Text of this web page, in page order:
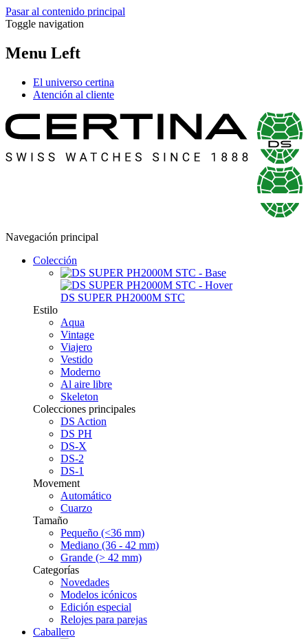
Pasar al contenido principal
Toggle navigation
Menu Left
El universo certina
Atención al cliente
Navegación principal
Colección
DS SUPER PH2000M STC
Estilo
Aqua
Vintage
Viajero
Vestido
Moderno
Al aire libre
Skeleton
Colecciones principales
DS Action
DS PH
DS-X
DS-2
DS-1
Movement
Automático
Cuarzo
Tamaño
Pequeño (<36 mm)
Mediano (36 - 42 mm)
Grande (> 42 mm)
Categorías
Novedades
Modelos icónicos
Edición especial
Relojes para parejas
Caballero